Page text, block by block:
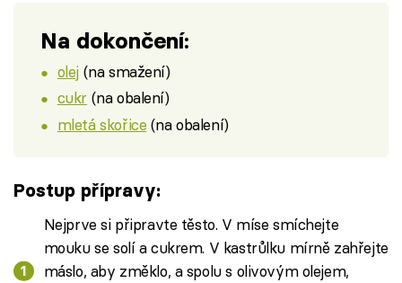
Na dokončení:
olej (na smažení)
cukr (na obalení)
mletá skořice (na obalení)
Postup přípravy:
Nejprve si připravte těsto. V míse smíchejte
mouku se solí a cukrem. V kastrůlku mírně zahřejte
máslo, aby změklo, a spolu s olivovým olejem,